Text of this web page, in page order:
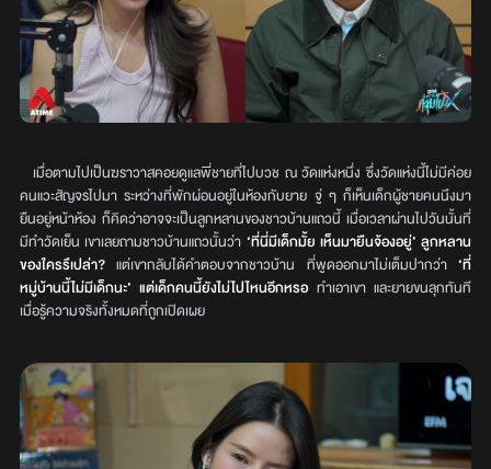
เมื่อตามไปเป็นฆราวาสคอยดูแลพี่ชายที่ไปบวช ณ วัดแห่งหนึ่ง ซึ่งวัดแห่งนี้ไม่มีค่อย
คนแวะสัญจรไปมา ระหว่างที่พักผ่อนอยู่ในห้องกับยาย จู่ ๆ ก็เห็นเด็กผู้ชายคนนึงมา
ยืนอยู่หน้าห้อง ก็คิดว่าอาจจะเป็นลูกหลานของชาวบ้านแถวนี้ เมื่อเวลาผ่านไปวันนั้นที่
มีทำวัดเย็น เขาเลยถามชาวบ้านแถวนั้นว่า ‘ที่นี่มีเด็กมั้ย เห็นมายืนจ้องอยู่’ ลูกหลาน
ของใครรึเปล่า? แต่เขากลับได้คำตอบจากชาวบ้าน ที่พูดออกมาไม่เต็มปากว่า ‘ที่
หมู่บ้านนี้ไม่มีเด็กนะ’ แต่เด็กคนนี้ยังไม่ไปไหนอีกหรอ ทำเอาเขา และยายขนลุกทันที
เมื่อรู้ความจริงทั้งหมดที่ถูกเปิดเผย